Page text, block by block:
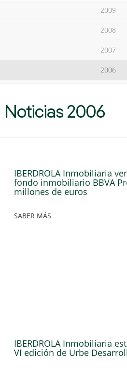
2009
2008
2007
2006
Noticias 2006
IBERDROLA Inmobiliaria
fondo inmobiliario BBVA
millones de euros
SABER MÁS
IBERDROLA Inmobiliaria
VI edición de Urbe